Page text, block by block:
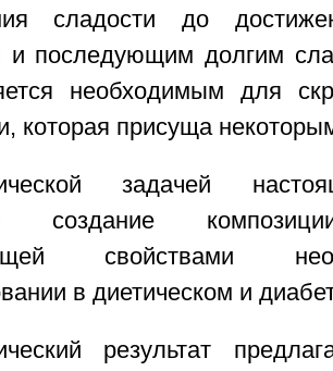
сладости до
и последующим долгим
необходимым для
которая присуща
задачей
создание
свойствами
в диетическом и
результат